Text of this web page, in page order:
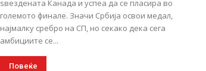
ѕвездената Канада и успеа да се пласира во
големото финале. Значи Србија освои медал,
најмалку сребро на СП, но секако дека сега
амбициите се...
Повеќе